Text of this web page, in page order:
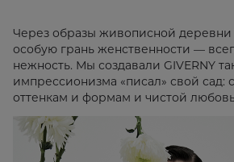
Через образы живописной деревни
особую грань женственности —
нежность. Мы создавали GIVERNY
импрессионизма «писал» свой сад:
оттенкам и формам и чистой